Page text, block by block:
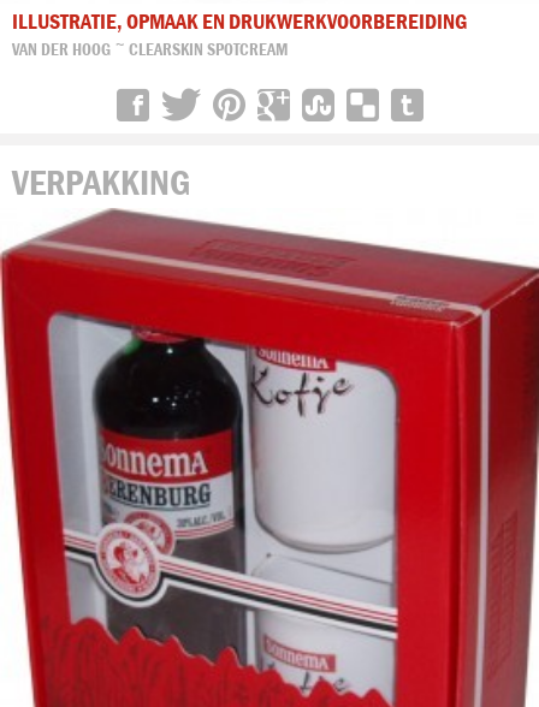
ILLUSTRATIE, OPMAAK EN DRUKWERKVOORBEREIDING
VAN DER HOOG ~ CLEARSKIN SPOTCREAM
VERPAKKING